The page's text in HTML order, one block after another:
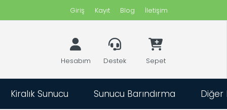
İletişim
Blog
Kayıt
Giriş
Hesabım Destek Sepet
Kiralık Sunucu Sunucu Barındırma Diğer